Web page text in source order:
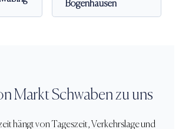
Bogenhausen
Markt Schwabenzu uns
hängt von Tageszeit, Verkehrslage und